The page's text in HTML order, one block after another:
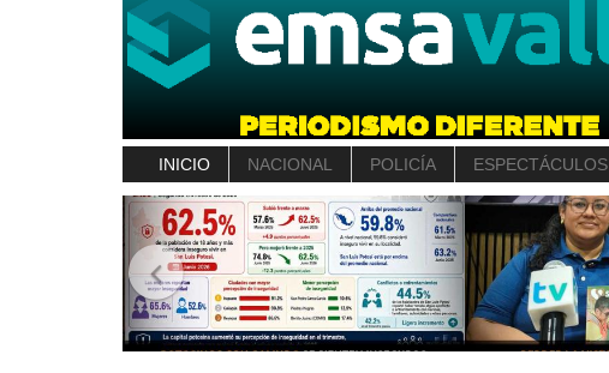
INICIO NACIONAL POLICÍA ESPECTÁCULOS